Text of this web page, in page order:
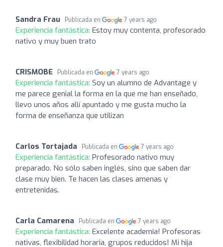
Sandra Frau Publicada en 7 years ago
Experiencia fantástica: Estoy muy contenta, profesorado
nativo y muy buen trato
CRISMOBE Publicada en 7 years ago
Experiencia fantástica: Soy un alumno de Advantage y
me parece genial la forma en la que me han enseñado,
llevo unos años allí apuntado y me gusta mucho la
forma de enseñanza que utilizan
Carlos Tortajada Publicada en 7 years ago
Experiencia fantástica: Profesorado nativo muy
preparado. No sólo saben inglés, sino que saben dar
clase muy bien. Te hacen las clases amenas y
entretenidas.
Carla Camarena Publicada en 7 years ago
Experiencia fantástica: Excelente academia! Profesoras
nativas, flexibilidad horaria, grupos reducidos! Mi hija